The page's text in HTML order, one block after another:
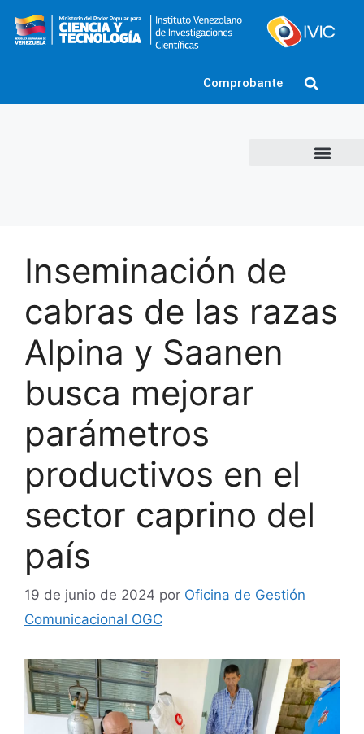
Comprobante
Inseminación de
cabras de las razas
Alpina y Saanen
busca mejorar
parámetros
productivos en el
sector caprino del
país
19 de junio de 2024 por Oficina de Gestión
Comunicacional OGC